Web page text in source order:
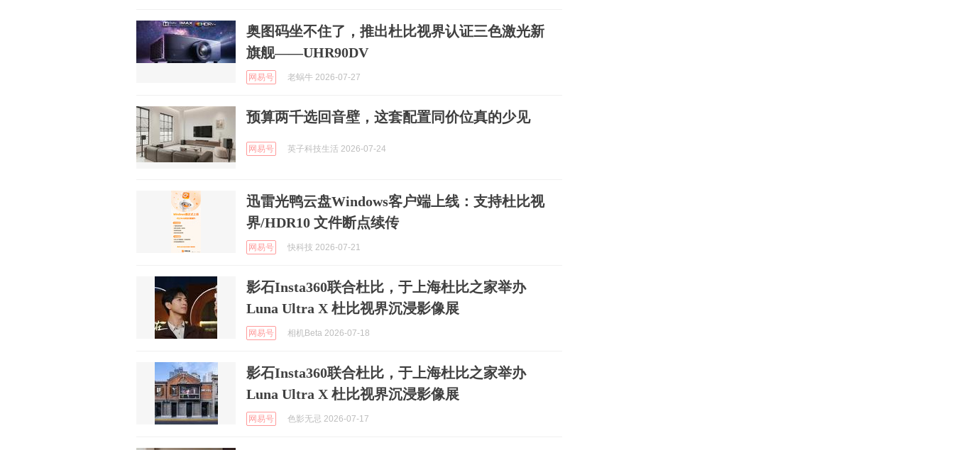
奥图码坐不住了，推出杜比视界认证三色激光新
旗舰——UHR90DV
网易号 老蜗牛 2026-07-27
预算两千选回音壁，这套配置同价位真的少见
网易号 英子科技生活 2026-07-24
迅雷光鸭云盘Windows客户端上线：支持杜比视
界/HDR10 文件断点续传
网易号 快科技 2026-07-21
影石Insta360联合杜比，于上海杜比之家举办
Luna Ultra X 杜比视界沉浸影像展
网易号 相机Beta 2026-07-18
影石Insta360联合杜比，于上海杜比之家举办
Luna Ultra X 杜比视界沉浸影像展
网易号 色影无忌 2026-07-17